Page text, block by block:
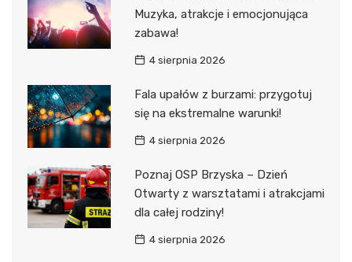
Muzyka, atrakcje i emocjonująca
zabawa!
4 sierpnia 2026
Fala upałów z burzami: przygotuj
się na ekstremalne warunki!
4 sierpnia 2026
Poznaj OSP Brzyska – Dzień
Otwarty z warsztatami i atrakcjami
dla całej rodziny!
4 sierpnia 2026